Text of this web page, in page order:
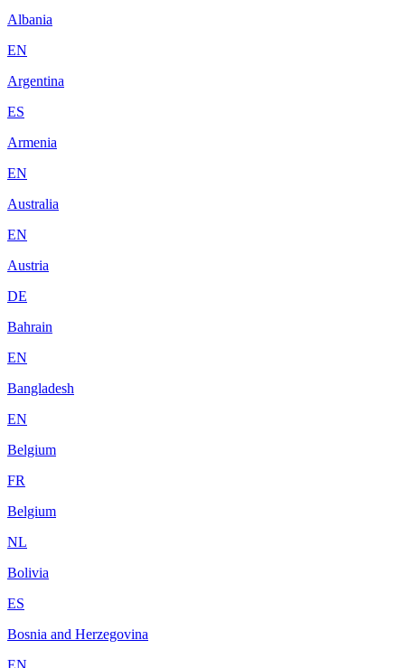
Albania
EN
Argentina
ES
Armenia
EN
Australia
EN
Austria
DE
Bahrain
EN
Bangladesh
EN
Belgium
FR
Belgium
NL
Bolivia
ES
Bosnia and Herzegovina
EN